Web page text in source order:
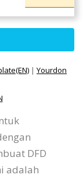
| Yourdon
DFD
adalah